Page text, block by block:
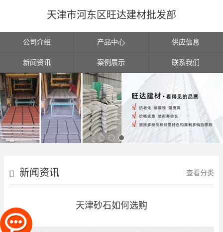
天津市河东区旺达建材批发部
公司介绍 产品中心 供应信息
新闻资讯 案例展示 联系我们
新闻资讯 查看分类
天津砂石如何选购